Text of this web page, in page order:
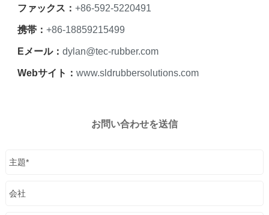
ファックス： +86-592-5220491
携帯： +86-18859215499
Eメール： dylan@tec-rubber.com
Webサイト： www.sldrubbersolutions.com
お問い合わせを送信